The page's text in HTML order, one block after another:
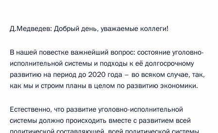
Д.Медведев: Добрый день, уважаемые коллеги!
В нашей повестке важнейший вопрос: состояние уголовно-
исполнительной системы и подходы к её долгосрочному
развитию на период до 2020 года – во всяком случае, так,
как мы и строим планы в целом по развитию экономики.
Естественно, что развитие уголовно-исполнительной
системы должно происходить вместе с развитием всей